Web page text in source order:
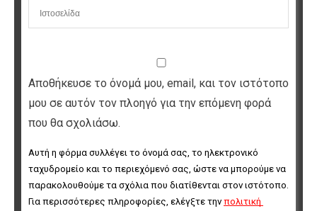
Αποθήκευσε το όνομά μου, email, και τον ιστότοπο
μου σε αυτόν τον πλοηγό για την επόμενη φορά
που θα σχολιάσω.
Αυτή η φόρμα συλλέγει το όνομά σας, το ηλεκτρονικό
ταχυδρομείο και το περιεχόμενό σας, ώστε να μπορούμε να
παρακολουθούμε τα σχόλια που διατίθενται στον ιστότοπο.
Για περισσότερες πληροφορίες, ελέγξτε την πολιτική